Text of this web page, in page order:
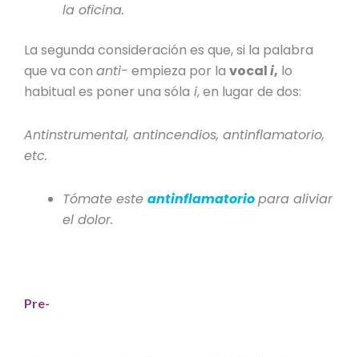
la oficina.
La segunda consideración es que, si la palabra
que va conanti- empieza por lavocali, lo
habitual es poner una sóla i, en lugar de dos:
Antinstrumental, antincendios, antinflamatorio,
etc.
Tómate esteantinflamatoriopara aliviar
el dolor.
Pre-